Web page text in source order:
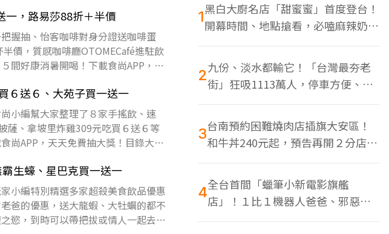
一，路易莎88折＋半價
握抽、怡客咖啡對身分證送咖啡蛋
價，質感咖啡廳OTOMECafé進駐飲
間好康消暑開喝！下載食尚APP，天
６送６、大苑子買一送一
小編幫大家整理了８家手搖飲、速
薩、拿坡里炸雞309元吃買６送６等
尚APP，天天免費抽大獎！目錄大苑
生蠔、星巴克買一送一
小編特別精選多家超殺美食飲品優惠
爸的優惠，送大龍蝦、大牡蠣的都不
慾，到時可以帶把拔或情人一起去開
1黑白大廚名店「甜蜜蜜」首度登台！
開幕時間、地點搶看，必嗑麻辣奶油
蝦
2九份、淡水都輸它！「台灣最夯老
街」狂吸1113萬人，停車方便、特
色美食多
3台南預約困難燒肉店插旗大安區！
和牛丼240元起，預告再開２分店、
地點曝光
4全台首間「蠟筆小新電影旗艦
店」！１比１機器人爸爸、邪惡正
男，百款周邊買翻